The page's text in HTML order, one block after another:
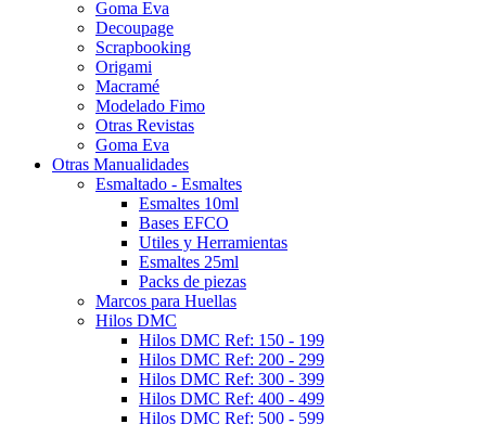
Goma Eva
Decoupage
Scrapbooking
Origami
Macramé
Modelado Fimo
Otras Revistas
Goma Eva
Otras Manualidades
Esmaltado - Esmaltes
Esmaltes 10ml
Bases EFCO
Utiles y Herramientas
Esmaltes 25ml
Packs de piezas
Marcos para Huellas
Hilos DMC
Hilos DMC Ref: 150 - 199
Hilos DMC Ref: 200 - 299
Hilos DMC Ref: 300 - 399
Hilos DMC Ref: 400 - 499
Hilos DMC Ref: 500 - 599